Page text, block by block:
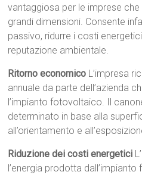
vantaggiosa per le imprese
grandi dimensioni. Consente
passivo, ridurre i costi
reputazione ambientale.
Ritorno economico L’impresa
annuale da parte dell’azienda
l’impianto fotovoltaico. Il
determinato in base alla
all’orientamento e
Riduzione dei costi energetici
l’energia prodotta